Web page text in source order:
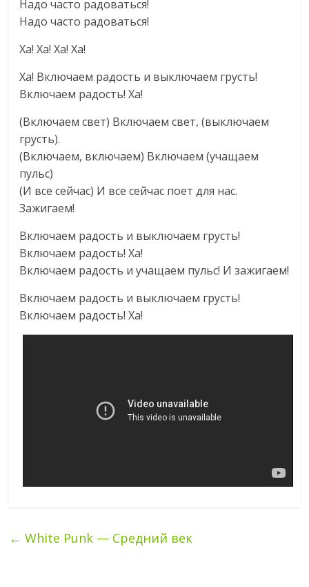
Надо часто радоваться!
Надо часто радоваться!
Ха! Ха! Ха! Ха!
Ха! Включаем радость и выключаем грусть!
Включаем радость! Ха!
(Включаем свет) Включаем свет, (выключаем
грусть).
(Включаем, включаем) Включаем (учащаем
пульс)
(И все сейчас) И все сейчас поет для нас.
Зажигаем!
Включаем радость и выключаем грусть!
Включаем радость! Ха!
Включаем радость и учащаем пульс! И зажигаем!
Включаем радость и выключаем грусть!
Включаем радость! Ха!
← White Punk — Средний век